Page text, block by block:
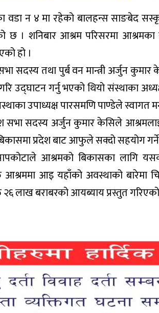
वडा न ४ मा रहेको बालहन्स साङबेद
। शनिबार आश्रम परिसरमा
हो ।
सदस्य तथा पुर्ब वन मान्त्री अर्जुन
उद्घाटन गर्नु भएको थियो संस्थाका
उपाध्यक्ष पारसमणि पाण्डेले स्वागत
सभा सदस्य अर्जुन कुमार केसिले
प्रदेश बाट आफुले सक्दो सहयोग गर्ने
आश्रमको बिकासका लागि यसको
आइ यहाँको अवस्थाको बारेमा
लाख बराबरको आयब्याय प्रस्तुत गरिएको